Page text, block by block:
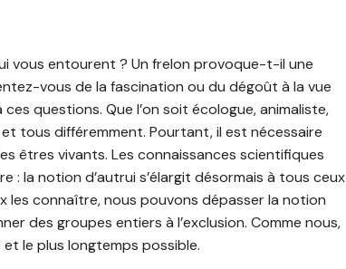
vous entourent ? Un frelon provoque-t-il une
vous de la fascination ou du dégoût à la vue
questions. Que l’on soit écologue, animaliste,
tous différemment. Pourtant, il est nécessaire
êtres vivants. Les connaissances scientifiques
: la notion d’autrui s’élargit désormais à tous ceux
les connaître, nous pouvons dépasser la notion
des groupes entiers à l’exclusion. Comme nous,
le plus longtemps possible.